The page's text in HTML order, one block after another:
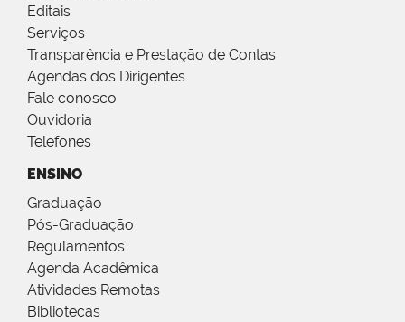
Editais
Serviços
Transparência e Prestação de Contas
Agendas dos Dirigentes
Fale conosco
Ouvidoria
Telefones
ENSINO
Graduação
Pós-Graduação
Regulamentos
Agenda Acadêmica
Atividades Remotas
Bibliotecas